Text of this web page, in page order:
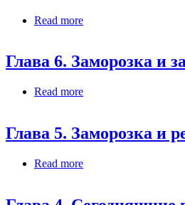
Read more
Глава 6. Заморозка и
Read more
Глава 5. Заморозка и
Read more